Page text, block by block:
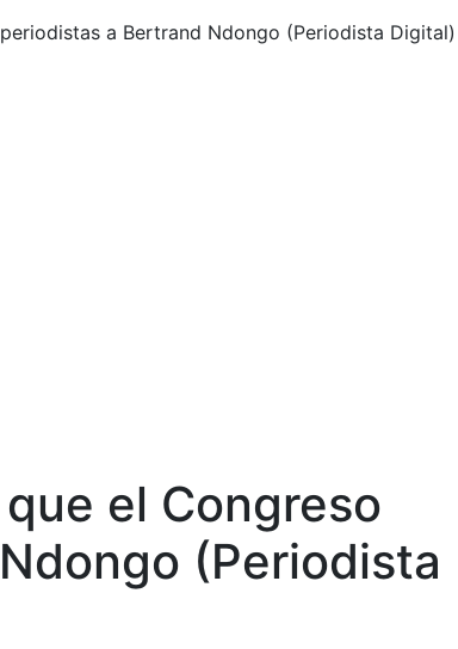
a Bertrand Ndongo (Periodista Digital)
el Congreso
(Periodista